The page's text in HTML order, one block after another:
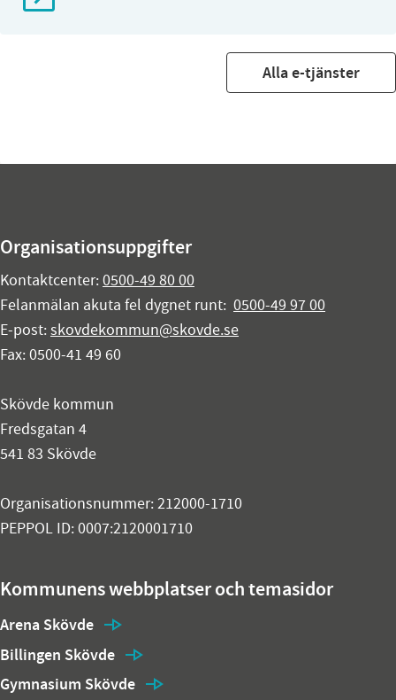
Alla e-tjänster
Organisationsuppgifter
Kontaktcenter:0500-49 80 00
Felanmälan akuta fel dygnet runt: 0500-49 97 00
E-post:skovdekommun@skovde.se
Fax: 0500-41 49 60
Skövde kommun
Fredsgatan 4
541 83 Skövde
Organisationsnummer: 212000-1710
PEPPOL ID: 0007:2120001710
Kommunens webbplatser och temasidor
Arena Skövde
Billingen Skövde
Gymnasium Skövde